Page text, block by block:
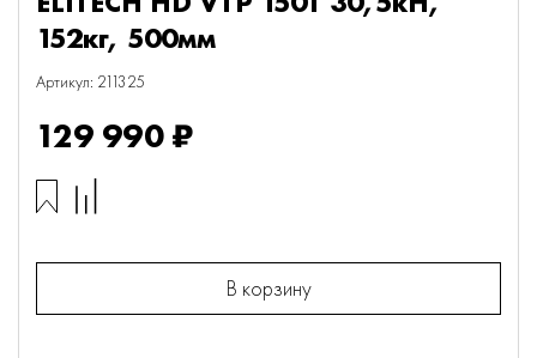
152кг, 500мм
Артикул: 211325
129 990 ₽
В корзину